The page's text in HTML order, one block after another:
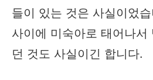
들이 있는 것은 사실이었
사이에 미숙아로 태어나서
던 것도 사실이긴 합니다.